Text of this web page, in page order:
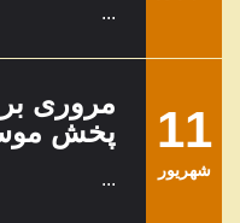
...
11
شهریور
مروری
پخش
...